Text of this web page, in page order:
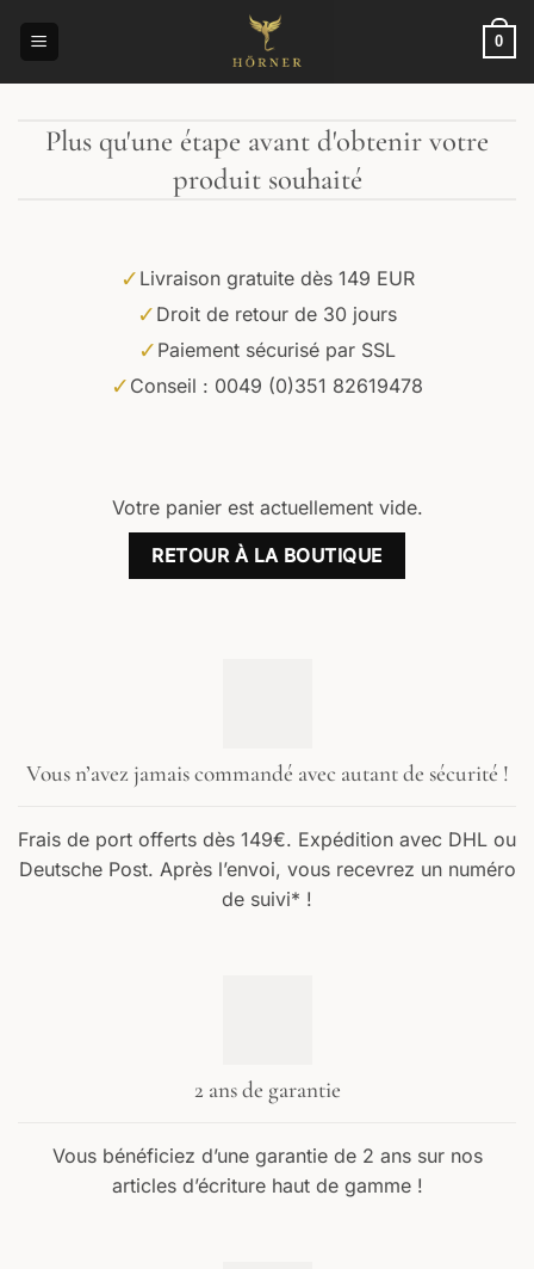
0
Plus qu'une étape avant d'obtenir votre
produit souhaité
✓ Livraison gratuite dès 149 EUR
✓ Droit de retour de 30 jours
✓ Paiement sécurisé par SSL
✓ Conseil : 0049 (0)351 82619478
Votre panier est actuellement vide.
RETOUR À LA BOUTIQUE
Vous n’avez jamais commandé avec autant de sécurité !
Frais de port offerts dès 149€. Expédition avec DHL ou
Deutsche Post. Après l’envoi, vous recevrez un numéro
de suivi* !
2 ans de garantie
Vous bénéficiez d’une garantie de 2 ans sur nos
articles d’écriture haut de gamme !